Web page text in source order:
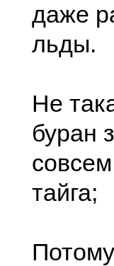
даже
льды.
Не
буран
тайга;